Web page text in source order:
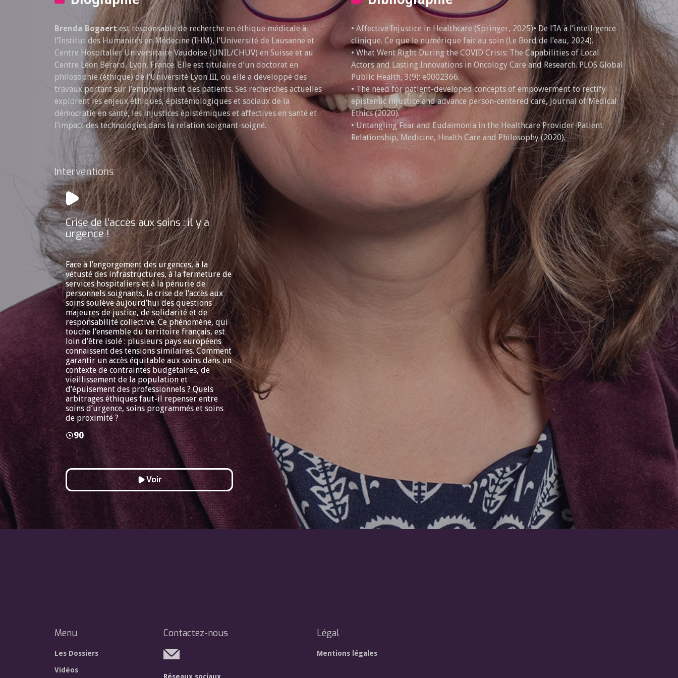
Brenda Bogaertest responsable de recherche en éthique médicale à
l’Institut des Humanités en Médecine (IHM), l’Université de Lausanne et
Centre Hospitalier Universitaire Vaudoise (UNIL/CHUV) en Suisse et au
Centre Léon Bérard, Lyon, France. Elle est titulaire d’un doctorat en
philosophie (éthique) de l’Université Lyon III, où elle a développé des
travaux portant sur l’empowerment des patients. Ses recherches actuelles
explorent les enjeux éthiques, épistémologiques et sociaux de la
démocratie en santé, les injustices épistémiques et affectives en santé et
l’impact des technologies dans la relation soignant-soigné.
• Affective Injustice in Healthcare (Springer, 2025)• De l’IA à l’intelligence
clinique. Ce que le numérique fait au soin (Le Bord de l’eau, 2024).
• What Went Right During the COVID Crisis: The Capabilities of Local
Actors and Lasting Innovations in Oncology Care and Research. PLOS Global
Public Health, 3(9): e0002366.
• The need for patient-developed concepts of empowerment to rectify
epistemic injustice and advance person-centered care, Journal of Medical
Ethics (2020).
• Untangling Fear and Eudaimonia in the Healthcare Provider-Patient
Relationship, Medicine, Health Care and Philosophy (2020).
Interventions
Crise de l’accès aux soins : il y a
urgence !
Face à l’engorgement des urgences, à la
vétusté des infrastructures, à la fermeture de
services hospitaliers et à la pénurie de
personnels soignants, la crise de l’accès aux
soins soulève aujourd’hui des questions
majeures de justice, de solidarité et de
responsabilité collective. Ce phénomène, qui
touche l’ensemble du territoire français, est
loin d’être isolé : plusieurs pays européens
connaissent des tensions similaires. Comment
garantir un accès équitable aux soins dans un
contexte de contraintes budgétaires, de
vieillissement de la population et
d’épuisement des professionnels ? Quels
arbitrages éthiques faut-il repenser entre
soins d’urgence, soins programmés et soins
de proximité ?
90
Voir
Menu
Les Dossiers
Vidéos
Contactez-nous
Réseaux sociaux
Légal
Mentions légales